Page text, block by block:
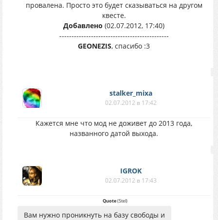
провалена. Просто это будет сказываться на другом
квесте.
Добавлено (02.07.2012, 17:40)
---------------------------------------------
GEONEZIS, спасибо :3
stalker_mixa
02.07.2012 в 17:42
Кажется мне что мод не доживет до 2013 года,
названного датой выхода.
IGROK
02.07.2012 в 17:43
Quote(Stel)
Вам нужно проникнуть на базу свободы и